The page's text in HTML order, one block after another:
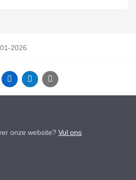
2026
LinkedinTwitter E-mail
onze website? Vul ons